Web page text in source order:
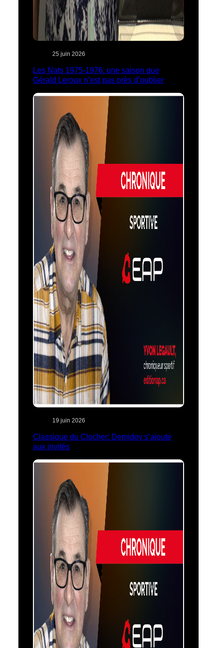
25 juin 2026
Les Nats 1975-1976: une saison que
Gérald Leroux n’est pas près d’oublier
19 juin 2026
Classique du Clocher: Demidov s’ajoute
aux invités